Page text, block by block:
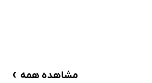
مشاهده همه ›